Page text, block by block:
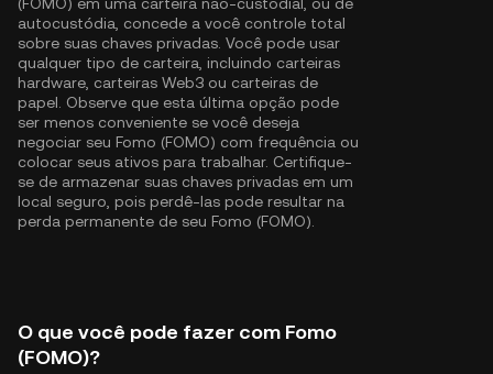
autocustódia, concede a você controle total
sobre suas chaves privadas. Você pode usar
qualquer tipo de carteira, incluindo carteiras
hardware, carteiras Web3 ou carteiras de
papel. Observe que esta última opção pode
ser menos conveniente se você deseja
negociar seu Fomo (FOMO) com frequência ou
colocar seus ativos para trabalhar. Certifique-
se de armazenar suas chaves privadas em um
local seguro, pois perdê-las pode resultar na
perda permanente de seu Fomo (FOMO).
O que você pode fazer com Fomo
(FOMO)?